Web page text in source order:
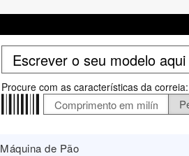
Procure com as características da correia:
Máquina de Pão